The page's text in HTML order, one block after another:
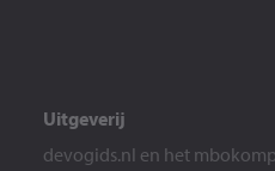
Uitgeverij
devogids.nl en het